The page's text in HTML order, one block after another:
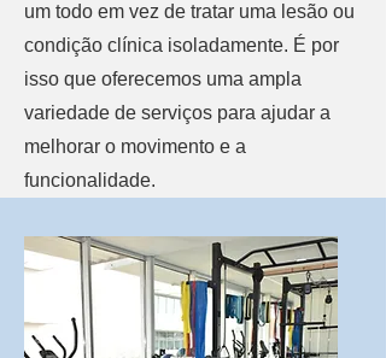
um todo em vez de tratar uma lesão ou
condição clínica isoladamente. É por
isso que oferecemos uma ampla
variedade de serviços para ajudar a
melhorar o movimento e a
funcionalidade.